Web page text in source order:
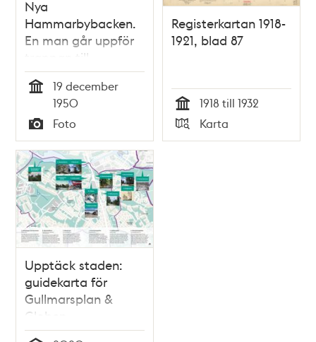
Nya
Hammarbybacken.
En man går uppför
trappan till
hoppbacken.
Backen ska lagas
och förbereds inför
SM i backhoppning,
27-31 januari 1951
19 december
1950
Typ
Foto
Registerkartan 1918-
1921, blad 87
Tid
1918 till 1932
Typ
Karta
Upptäck staden:
guidekarta för
Gullmarsplan &
Globen